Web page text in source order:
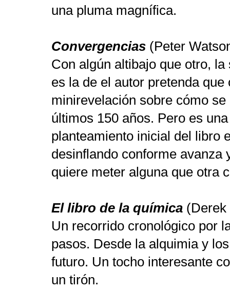
una pluma magnífica.
Convergencias (Peter
Con algún altibajo que otro,
es la de el autor pretenda que
minirevelación sobre cómo
últimos 150 años. Pero es
planteamiento inicial del libro
desinflando conforme avanza
quiere meter alguna que otra
El libro de la química (Derek
Un recorrido cronológico por
pasos. Desde la alquimia y
futuro. Un tocho interesante
un tirón.